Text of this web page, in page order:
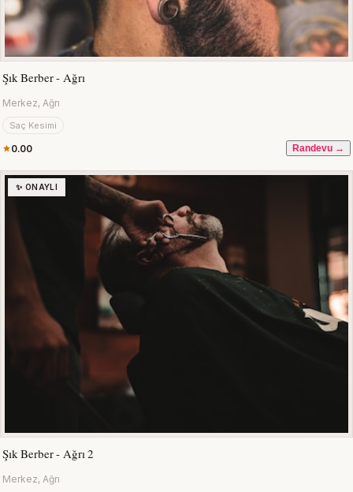
Şık Berber - Ağrı
Merkez, Ağrı
Saç Kesimi
0.00 Randevu →
✨ ONAYLI
Şık Berber - Ağrı 2
Merkez, Ağrı